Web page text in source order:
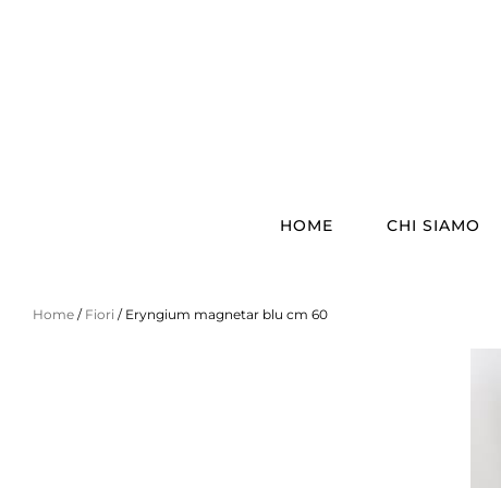
HOME CHI SIAMO
Home / Fiori / Eryngium magnetar blu cm 60